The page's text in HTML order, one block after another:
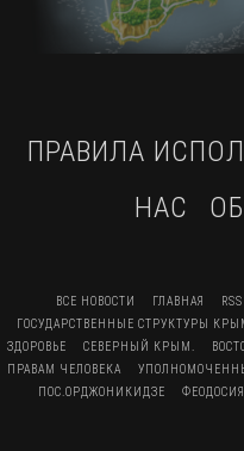
ПРАВИЛА
НАС
ВСЕ НОВОСТИ ГЛАВНАЯ RSS
ГОСУДАРСТВЕННЫЕ СТРУКТУРЫ
ЗДОРОВЬЕ
СЕВЕРНЫЙ КРЫМ.
ПРАВАМ ЧЕЛОВЕКА
ПОС.ОРДЖОНИКИДЗЕ
ФЕОДОСИЯ